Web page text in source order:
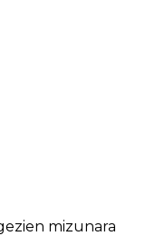
mizunara